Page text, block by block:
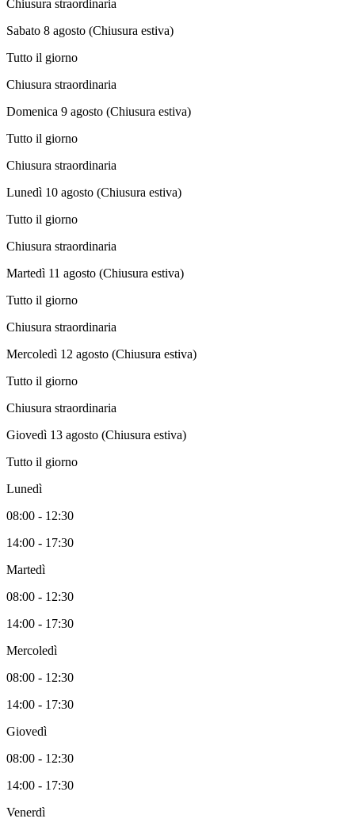
Chiusura straordinaria
Sabato 8 agosto (Chiusura estiva)
Tutto il giorno
Chiusura straordinaria
Domenica 9 agosto (Chiusura estiva)
Tutto il giorno
Chiusura straordinaria
Lunedì 10 agosto (Chiusura estiva)
Tutto il giorno
Chiusura straordinaria
Martedì 11 agosto (Chiusura estiva)
Tutto il giorno
Chiusura straordinaria
Mercoledì 12 agosto (Chiusura estiva)
Tutto il giorno
Chiusura straordinaria
Giovedì 13 agosto (Chiusura estiva)
Tutto il giorno
Lunedì
08:00 - 12:30
14:00 - 17:30
Martedì
08:00 - 12:30
14:00 - 17:30
Mercoledì
08:00 - 12:30
14:00 - 17:30
Giovedì
08:00 - 12:30
14:00 - 17:30
Venerdì